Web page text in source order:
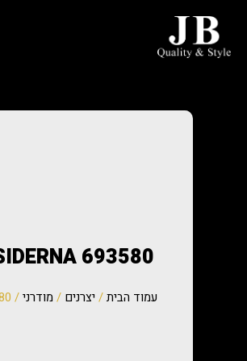
עמוד הבית/ יצרנים / מודרני/ BRIZO SIDERNA 693580 וו תליה כפול – תוצרת אמריקה